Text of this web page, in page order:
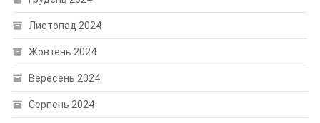
Листопад 2024
Жовтень 2024
Вересень 2024
Серпень 2024